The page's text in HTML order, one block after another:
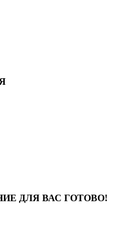
ДЛЯ ВАС ГОТОВО!